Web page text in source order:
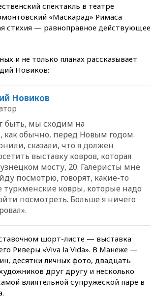
спектакль в театре
«Маскарад» Римаса
стихия — равноправное действующее
и не только планах рассказывает
Новиков:
Новиков
быть, мы сходим на
как обычно, перед Новым годом.
сказали, что я должен
выставку ковров, которая
мосту, 20. Галеристы мне
посмотрю, говорят, какие-то
ковры, которые надо
посмотреть. Больше я ничего
шорт-листе — выставка
Риверы «Viva la Vida». В Манеже —
десятки личных фото, двадцать
друг другу и несколько
влиятельной супружеской паре в